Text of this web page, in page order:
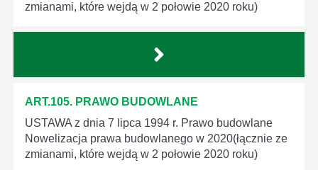
zmianami, które wejdą w 2 połowie 2020 roku)
ART.105. PRAWO BUDOWLANE
USTAWA z dnia 7 lipca 1994 r. Prawo budowlane
Nowelizacja prawa budowlanego w 2020(łącznie ze
zmianami, które wejdą w 2 połowie 2020 roku)